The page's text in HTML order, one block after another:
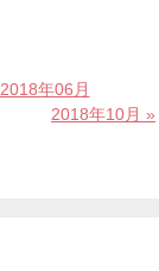
2018年06月
2018年10月 »